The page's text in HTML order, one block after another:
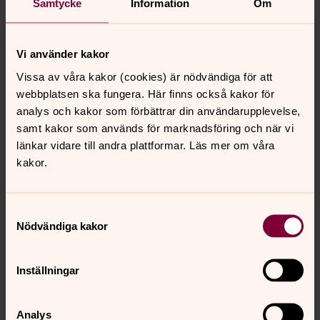
Samtycke Information Om
Vi använder kakor
Vissa av våra kakor (cookies) är nödvändiga för att
webbplatsen ska fungera. Här finns också kakor för
analys och kakor som förbättrar din användarupplevelse,
samt kakor som används för marknadsföring och när vi
länkar vidare till andra plattformar. Läs mer om våra
kakor.
Nödvändiga kakor
Inställningar
Analys
avställd för kyrklig verksamhet
Krokstad kyrka, Krokstad 41, 45595 Hedekas
Svarteborgs kyrka, Svarteborg 60, 45597 Dingle
Valbo-Ryr kyrka, Valbo-Ryrs kyrka, 45892 Färgelanda.
Kyrkan är avställd för kyrklig verksamhet.
Boka dop, bröllop, begravning
ögonblick. Här hittar du information om hur du bokar
Söker du en av oss medarbetare i Munkedals
att höra av dig!